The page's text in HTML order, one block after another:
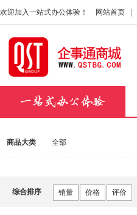
欢迎加入一站式办公体验！ 网站首页
商品大类 全部
综合排序 销量 价格 评价